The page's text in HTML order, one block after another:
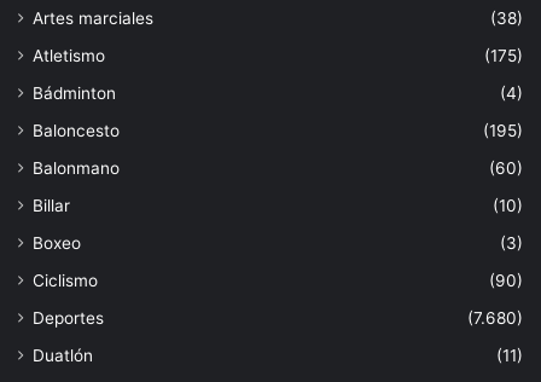
Artes marciales
(38)
Atletismo
(175)
Bádminton
(4)
Baloncesto
(195)
Balonmano
(60)
Billar
(10)
Boxeo
(3)
Ciclismo
(90)
Deportes
(7.680)
Duatlón
(11)